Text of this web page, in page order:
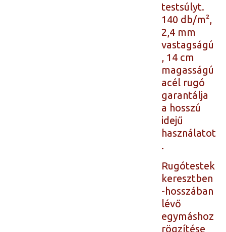
testsúlyt.
140 db/m²,
2,4 mm
vastagságú
, 14 cm
magasságú
acél rugó
garantálja
a hosszú
idejű
használatot
.
Rugótestek
keresztben
-hosszában
lévő
egymáshoz
rögzítése